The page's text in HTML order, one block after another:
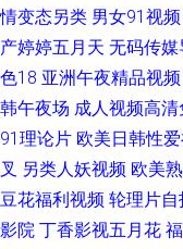
情变态另类 男女91视频
产婷婷五月天 无码传媒
色18 亚洲午夜精品视频
韩午夜场 成人视频高清
91理论片 欧美日韩性
叉 另类人妖视频 欧美
豆花福利视频 轮理片自
影院 丁香影视五月花